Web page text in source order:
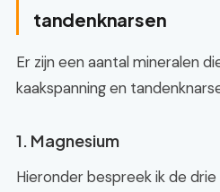
tandenknarsen
Er zijn een aantal mineralen
kaakspanning en
1. Magnesium
Hieronder bespreek ik de